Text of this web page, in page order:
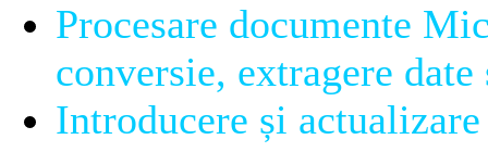
Procesare documente
conversie, extragere
Introducere și